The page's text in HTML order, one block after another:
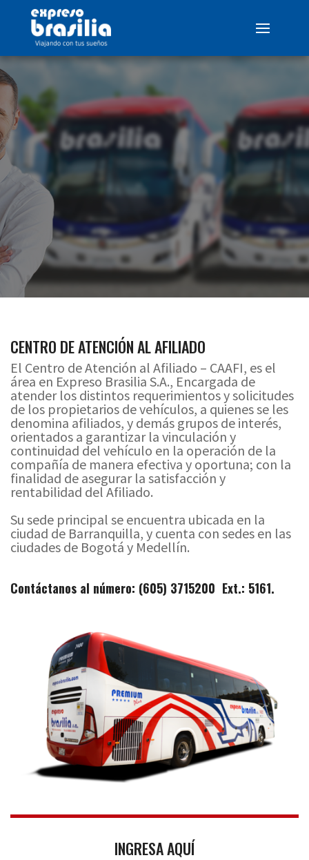
CENTRO DE ATENCIÓN AL AFILIADO
El Centro de Atención al Afiliado – CAAFI, es el
área en Expreso Brasilia S.A., Encargada de
atender los distintos requerimientos y solicitudes
de los propietarios de vehículos, a quienes se les
denomina afiliados, y demás grupos de interés,
orientados a garantizar la vinculación y
continuidad del vehículo en la operación de la
compañía de manera efectiva y oportuna; con la
finalidad de asegurar la satisfacción y
rentabilidad del Afiliado.
Su sede principal se encuentra ubicada en la
ciudad de Barranquilla, y cuenta con sedes en las
ciudades de Bogotá y Medellín.
Contáctanos al número: (605) 3715200 Ext.: 5161.
INGRESA AQUÍ